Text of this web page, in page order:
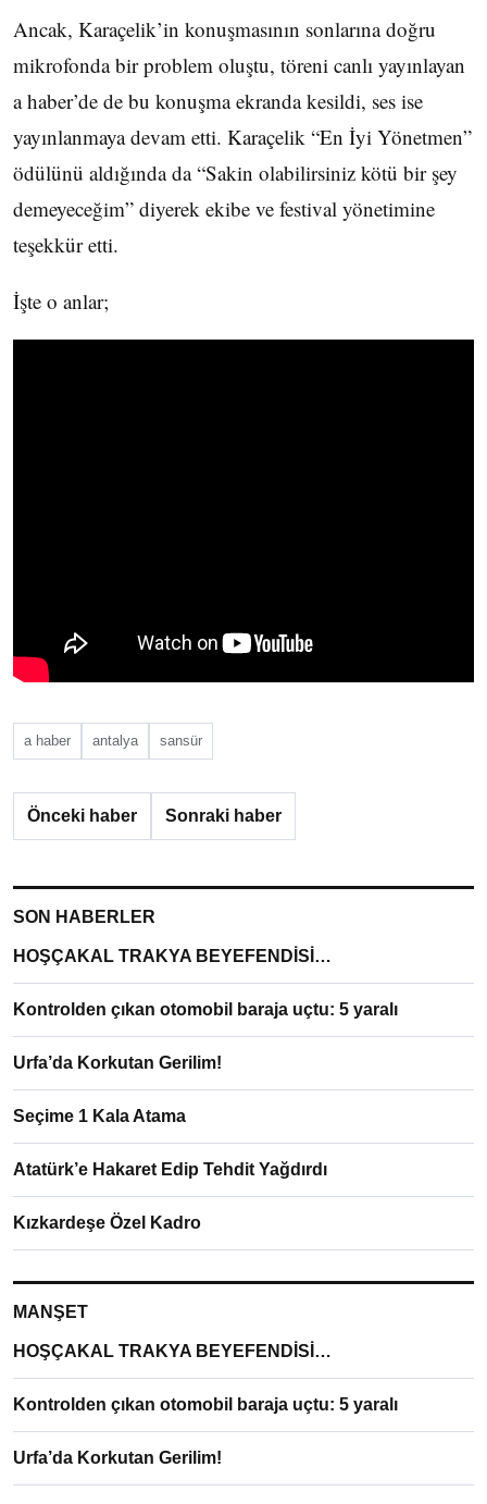
Ancak, Karaçelik’in konuşmasının sonlarına doğru
mikrofonda bir problem oluştu, töreni canlı yayınlayan
a haber’de de bu konuşma ekranda kesildi, ses ise
yayınlanmaya devam etti. Karaçelik “En İyi Yönetmen”
ödülünü aldığında da “Sakin olabilirsiniz kötü bir şey
demeyeceğim” diyerek ekibe ve festival yönetimine
teşekkür etti.
İşte o anlar;
a haber antalya sansür
Önceki haber Sonraki haber
SON HABERLER
HOŞÇAKAL TRAKYA BEYEFENDİSİ…
Kontrolden çıkan otomobil baraja uçtu: 5 yaralı
Urfa’da Korkutan Gerilim!
Seçime 1 Kala Atama
Atatürk’e Hakaret Edip Tehdit Yağdırdı
Kızkardeşe Özel Kadro
MANŞET
HOŞÇAKAL TRAKYA BEYEFENDİSİ…
Kontrolden çıkan otomobil baraja uçtu: 5 yaralı
Urfa’da Korkutan Gerilim!